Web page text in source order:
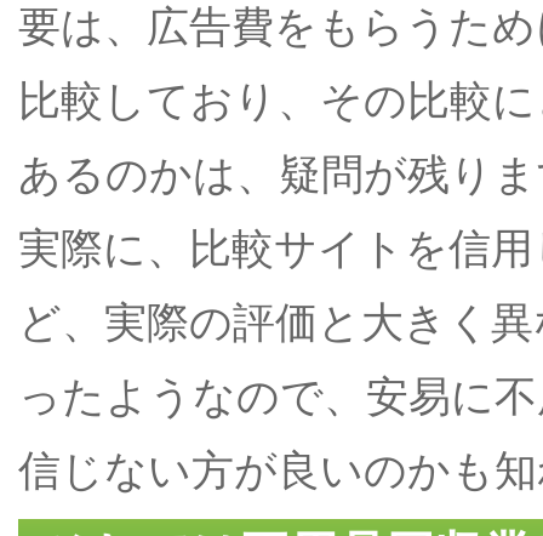
要は、広告費をもらうた
比較しており、その比較
あるのかは、疑問が残り
実際に、比較サイトを信
ど、実際の評価と大きく
ったようなので、安易に
信じない方が良いのかも